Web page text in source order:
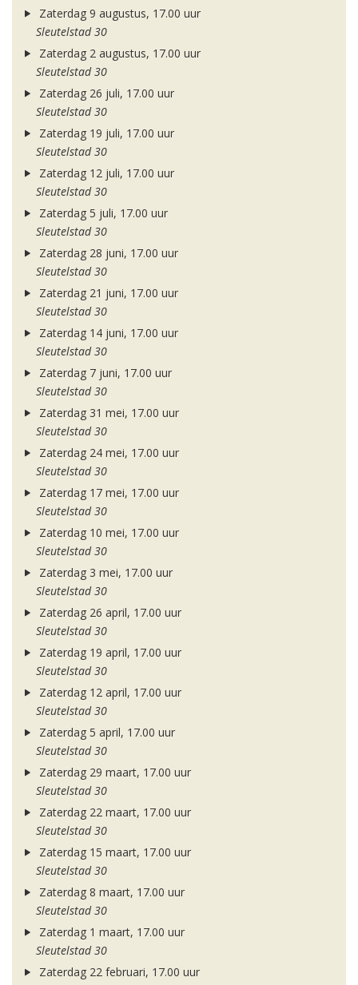
Zaterdag 9 augustus, 17.00 uur
Sleutelstad 30
Zaterdag 2 augustus, 17.00 uur
Sleutelstad 30
Zaterdag 26 juli, 17.00 uur
Sleutelstad 30
Zaterdag 19 juli, 17.00 uur
Sleutelstad 30
Zaterdag 12 juli, 17.00 uur
Sleutelstad 30
Zaterdag 5 juli, 17.00 uur
Sleutelstad 30
Zaterdag 28 juni, 17.00 uur
Sleutelstad 30
Zaterdag 21 juni, 17.00 uur
Sleutelstad 30
Zaterdag 14 juni, 17.00 uur
Sleutelstad 30
Zaterdag 7 juni, 17.00 uur
Sleutelstad 30
Zaterdag 31 mei, 17.00 uur
Sleutelstad 30
Zaterdag 24 mei, 17.00 uur
Sleutelstad 30
Zaterdag 17 mei, 17.00 uur
Sleutelstad 30
Zaterdag 10 mei, 17.00 uur
Sleutelstad 30
Zaterdag 3 mei, 17.00 uur
Sleutelstad 30
Zaterdag 26 april, 17.00 uur
Sleutelstad 30
Zaterdag 19 april, 17.00 uur
Sleutelstad 30
Zaterdag 12 april, 17.00 uur
Sleutelstad 30
Zaterdag 5 april, 17.00 uur
Sleutelstad 30
Zaterdag 29 maart, 17.00 uur
Sleutelstad 30
Zaterdag 22 maart, 17.00 uur
Sleutelstad 30
Zaterdag 15 maart, 17.00 uur
Sleutelstad 30
Zaterdag 8 maart, 17.00 uur
Sleutelstad 30
Zaterdag 1 maart, 17.00 uur
Sleutelstad 30
Zaterdag 22 februari, 17.00 uur